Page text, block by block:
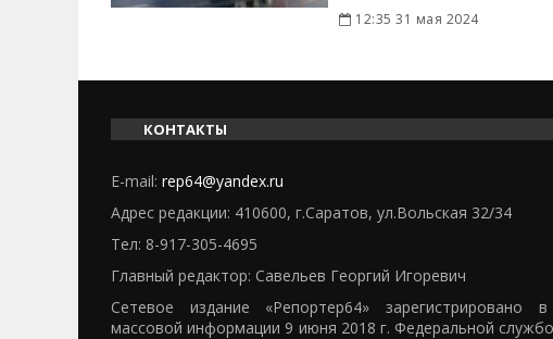
12:35 31 мая 2024
КОНТАКТЫ
E-mail: rep64@yandex.ru
Адрес редакции: 410600, г.Саратов, ул.Вольская 32/34
Тел: 8-917-305-4695
Главный редактор: Савельев Георгий Игоревич
Сетевое издание «Репортер64» зарегистрировано
массовой информации 9 июня 2018 г. Федеральной